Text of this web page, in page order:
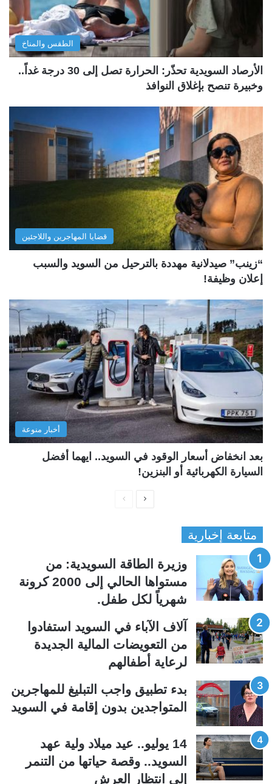
الطقس والمناخ
الأرصاد السويدية تحذّر: الحرارة تصل إلى 30 درجة غداً..
وخبيرة تنصح بإغلاق النوافذ
قضايا المهاجرين واللاجئين
“زينب” صيدلانية مهددة بالترحيل من السويد والسبب
إعلان وظيفة!
أخبار منوعة
بعد انخفاض أسعار الوقود في السويد.. ايهما أفضل
السيارة الكهربائية أو البنزين!
ح
ة
ا
س
ا
ب
ح
ا
ا
ل
ي
متابعة إخبارية
وزيرة الطاقة السويدية: من
مستواها الحالي إلى 2000 كرونة
شهرياً لكل طفل.
آلاف الآباء في السويد استفادوا
من التعويضات المالية الجديدة
لرعاية أطفالهم
بدء تطبيق واجب التبليغ للمهاجرين
المتواجدين بدون إقامة في السويد
14 يوليو.. عيد ميلاد ولية عهد
السويد.. وقصة حياتها من التنمر
إلى انتظار العرش